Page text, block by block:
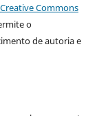
Creative Commons
o
de autoria e